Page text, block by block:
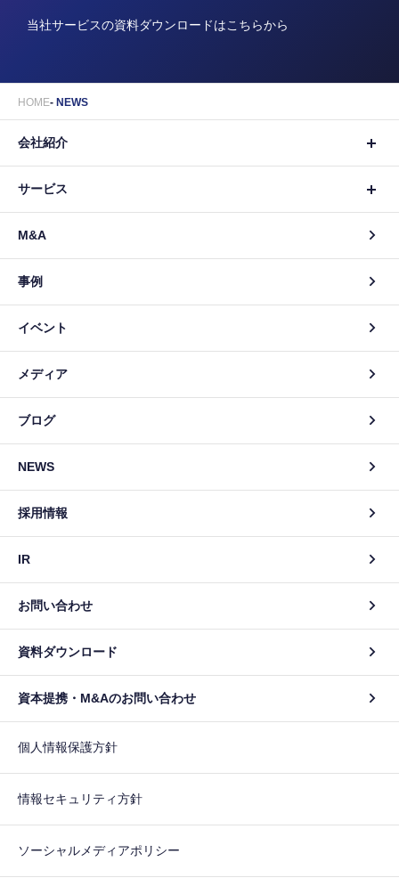
当社サービスの資料ダウンロードはこちらから
HOME NEWS
会社紹介
サービス
M&A
事例
イベント
メディア
ブログ
NEWS
採用情報
IR
お問い合わせ
資料ダウンロード
資本提携・M&Aのお問い合わせ
個人情報保護方針
情報セキュリティ方針
ソーシャルメディアポリシー